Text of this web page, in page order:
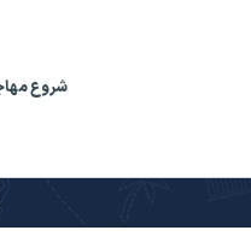
شروع